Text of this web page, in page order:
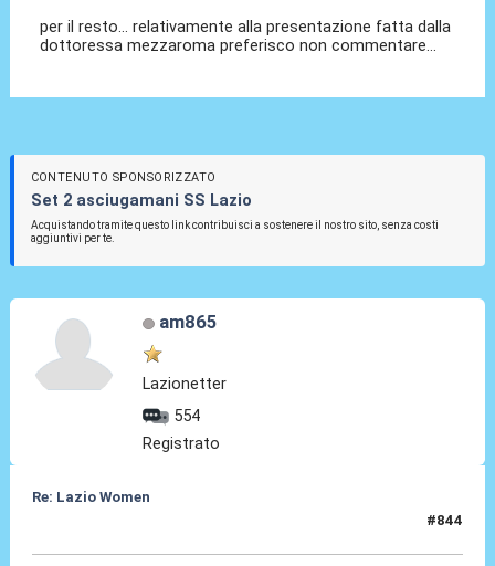
per il resto... relativamente alla presentazione fatta dalla
dottoressa mezzaroma preferisco non commentare...
CONTENUTO SPONSORIZZATO
Set 2 asciugamani SS Lazio
Acquistando tramite questo link contribuisci a sostenere il nostro sito, senza costi
aggiuntivi per te.
am865
Lazionetter
554
Registrato
Re: Lazio Women
#844